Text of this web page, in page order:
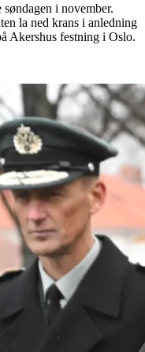
i november.
la ned krans i anledning
Akershus festning i Oslo.